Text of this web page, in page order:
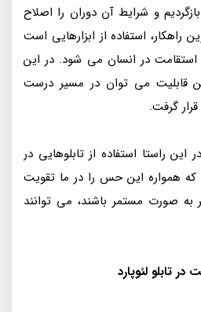
و شرایط آن دوران را اصلاح
راهکار، استفاده از ابزارهایی است
در انسان می شود. در این
قابلیت می توان در مسیر درست
گرفت.
راستا استفاده از تابلوهایی در
همواره این حس را در ما تقویت
صورت مستمر باشند، می توانند
تابلو لئوپارد